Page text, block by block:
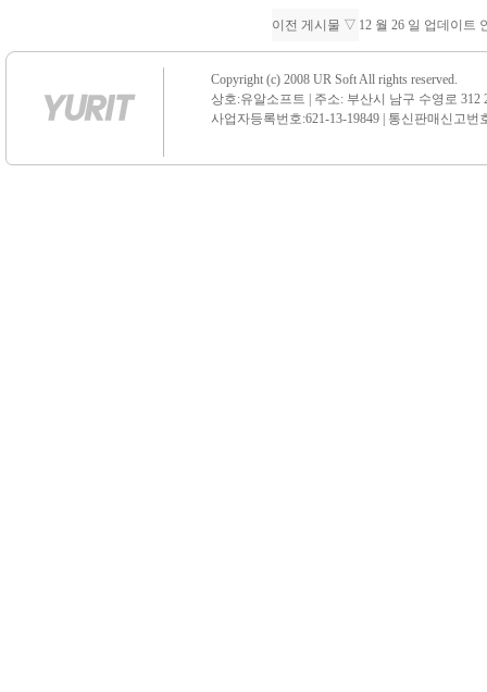
이전 게시물 ▽ 12 월 26 일 업데이트
Copyright (c) 2008 UR Soft All rights reserved.
상호:유알소프트 | 주소: 부산시 남구 수영로 312
사업자등록번호:621-13-19849 | 통신판매신고번